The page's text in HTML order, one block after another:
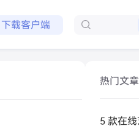
下载客户端
热门文章